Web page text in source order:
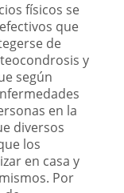
físicos se
que
de
y
según
en la
diversos
los
en casa y
Por